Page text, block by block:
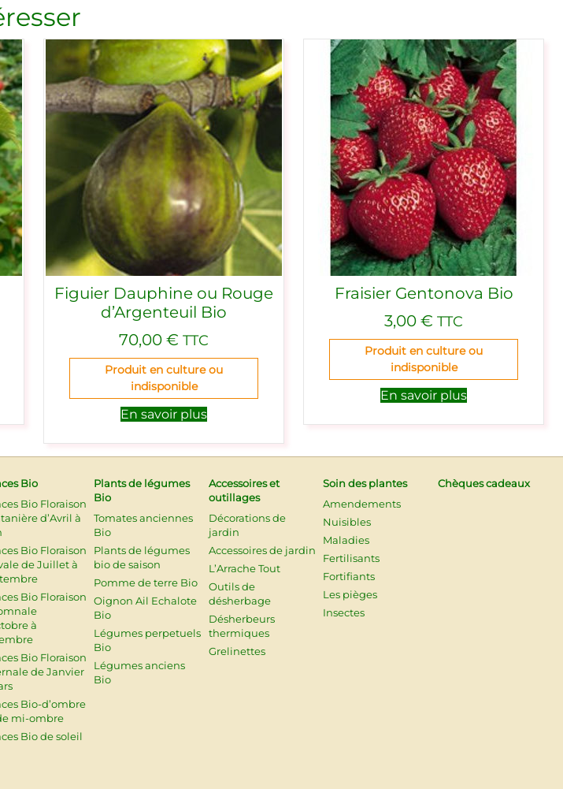
Figuier Dauphine ou Rouge
d’Argenteuil Bio
70,00 € TTC
Produit en culture ou
indisponible
En savoir plus
Fraisier Gentonova Bio
3,00 € TTC
Produit en culture ou
indisponible
En savoir plus
Bio
Bio Floraison
d’Avril à
Bio Floraison
de Juillet à
Bio Floraison
à
Bio Floraison
de Janvier
Bio-d’ombre
mi-ombre
Bio de soleil
Plants de légumes
Bio
Tomates anciennes
Bio
Plants de légumes
bio de saison
Pomme de terre Bio
Oignon Ail Echalote
Bio
Légumes perpetuels
Bio
Légumes anciens
Bio
Accessoires et
outillages
Décorations de
jardin
Accessoires de jardin
L’Arrache Tout
Outils de
désherbage
Désherbeurs
thermiques
Grelinettes
Soin des plantes
Amendements
Nuisibles
Maladies
Fertilisants
Fortifiants
Les pièges
Insectes
Chèques cadeaux